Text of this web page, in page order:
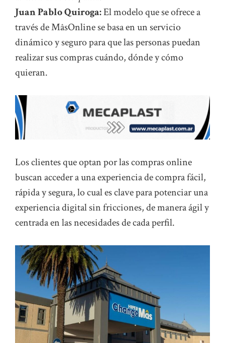
Juan Pablo Quiroga:El modelo que se ofrece a
través de MâsOnline se basa en un servicio
dinámico y seguro para que las personas puedan
realizar sus compras cuándo, dónde y cómo
quieran.
Los clientes que optan por las compras online
buscan acceder a una experiencia de compra fácil,
rápida y segura, lo cual es clave para potenciar una
experiencia digital sin fricciones, de manera ágil y
centrada en las necesidades de cada perfil.